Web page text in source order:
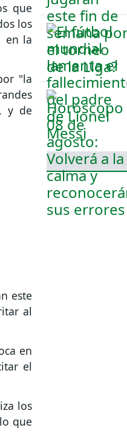
que
los
en la
"la
y de
este
al
en
el
los
que